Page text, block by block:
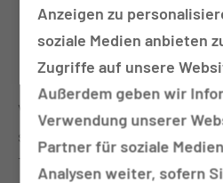
Failed-Back-Surgery-
Chronische radikuläre
Komplexes regionales
Vor der definitiven
strukturierte Testphase zur
Therapiebeurteilung.
Anzeigen zu
soziale Medien anbieten
Zugriffe auf unsere
Außerdem geben wir
Verwendung unserer
Partner für soziale
Analysen weiter, sofern